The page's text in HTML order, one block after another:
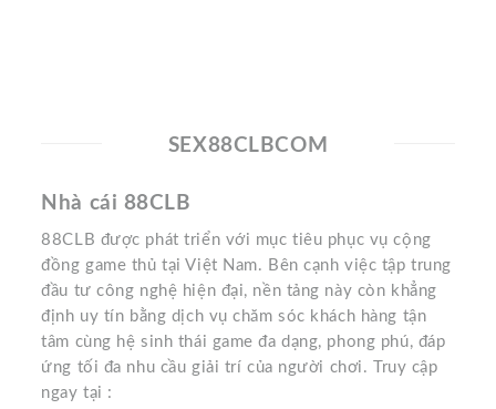
SEX88CLBCOM
Nhà cái 88CLB
88CLB được phát triển với mục tiêu phục vụ cộng
đồng game thủ tại Việt Nam. Bên cạnh việc tập trung
đầu tư công nghệ hiện đại, nền tảng này còn khẳng
định uy tín bằng dịch vụ chăm sóc khách hàng tận
tâm cùng hệ sinh thái game đa dạng, phong phú, đáp
ứng tối đa nhu cầu giải trí của người chơi. Truy cập
ngay tại :